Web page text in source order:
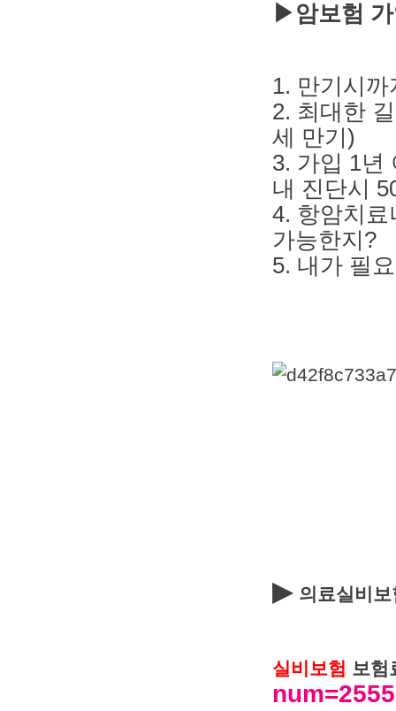
▶암보험
1. 만기시
2. 최대한
세 만기)
3. 가입 1년
내 진단시
4. 항암치
가능한지?
5. 내가 필
▶ 의료실비
실비보험 보험